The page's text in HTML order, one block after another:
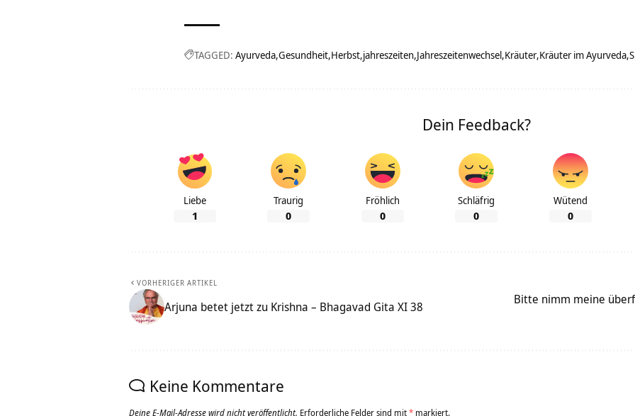
TAGGED: Ayurveda Gesundheit Herbst jahreszeiten Jahreszeitenwechsel Kräuter Kräuter im Ayurveda
Dein Feedback?
Liebe
1
Traurig
0
Fröhlich
0
Schläfrig
0
Wütend
0
VORHERIGER ARTIKEL
Arjuna betet jetzt zu Krishna – Bhagavad Gita XI 38 Bitte nimm meine
Keine Kommentare
Deine E-Mail-Adresse wird nicht veröffentlicht. Erforderliche Felder sind mit* markiert.